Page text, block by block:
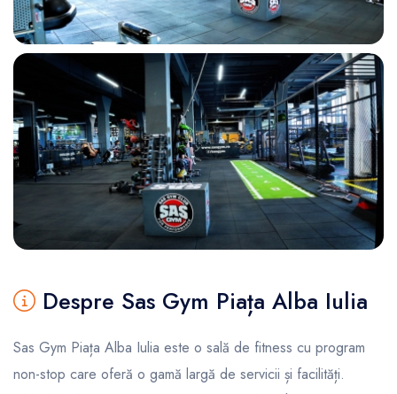
Despre Sas Gym Piața Alba Iulia
Sas Gym Piața Alba Iulia este o sală de fitness cu program
non-stop care oferă o gamă largă de servicii și facilități.